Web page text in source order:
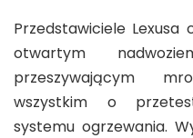
Przedstawiciele
otwartym
przeszywającym
wszystkim o
systemu ogrzewania.